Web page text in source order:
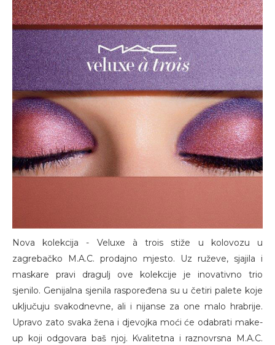
Nova kolekcija - Veluxe à trois stiže u kolovozu u
zagrebačko M.A.C. prodajno mjesto. Uz ruževe, sjajila i
maskare pravi dragulj ove kolekcije je inovativno trio
sjenilo. Genijalna sjenila raspoređena su u četiri palete koje
uključuju svakodnevne, ali i nijanse za one malo hrabrije.
Upravo zato svaka žena i djevojka moći će odabrati make-
up koji odgovara baš njoj. Kvalitetna i raznovrsna M.A.C.